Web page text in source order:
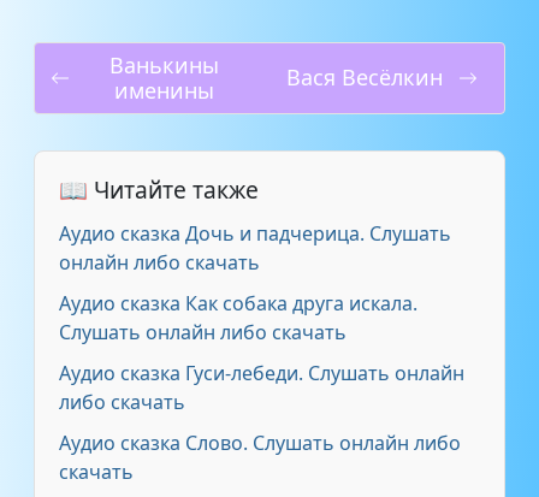
Ванькины
именины
Вася Весёлкин
📖 Читайте также
Аудио сказка Дочь и падчерица. Слушать
онлайн либо скачать
Аудио сказка Как собака друга искала.
Слушать онлайн либо скачать
Аудио сказка Гуси-лебеди. Слушать онлайн
либо скачать
Аудио сказка Слово. Слушать онлайн либо
скачать